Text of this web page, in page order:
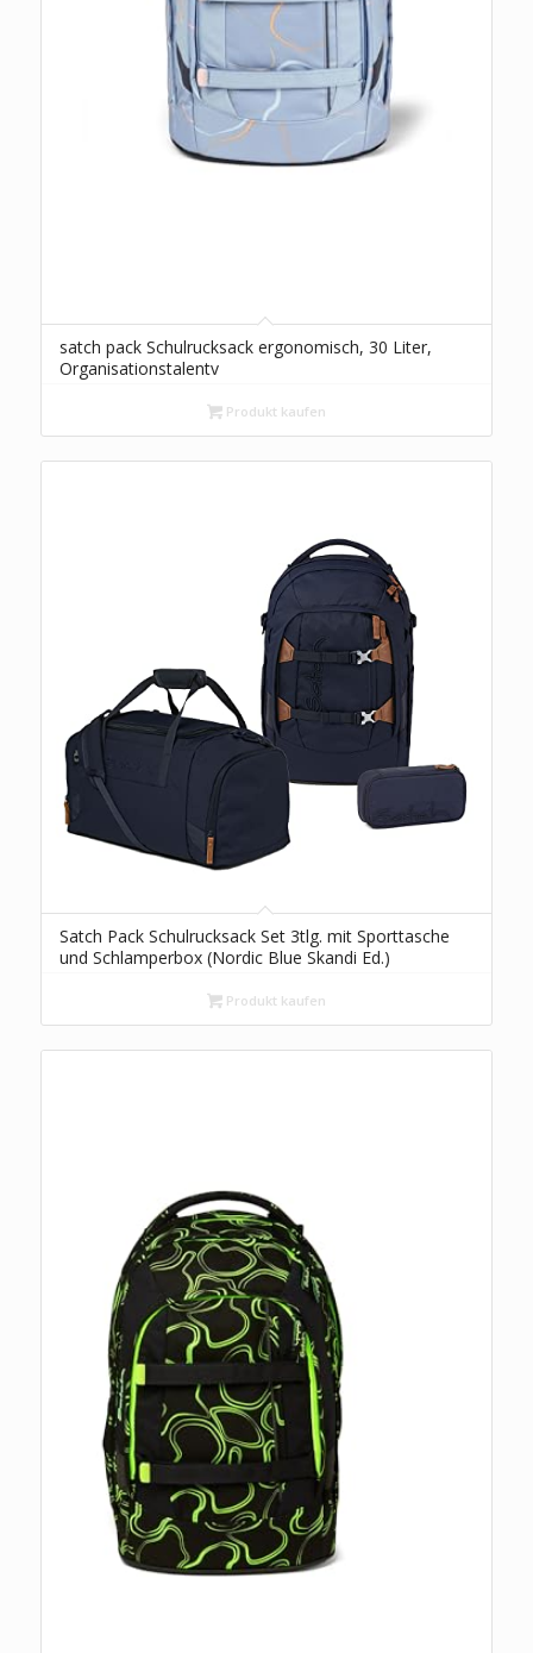
satch pack Schulrucksack ergonomisch, 30 Liter,
Organisationstalentv
Produkt kaufen
Satch Pack Schulrucksack Set 3tlg. mit Sporttasche
und Schlamperbox (Nordic Blue Skandi Ed.)
Produkt kaufen